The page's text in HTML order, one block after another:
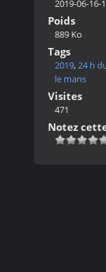
2019-06-16-
Poids
889 Ko
Tags
2019,24 h
le mans
Visites
471
Notez